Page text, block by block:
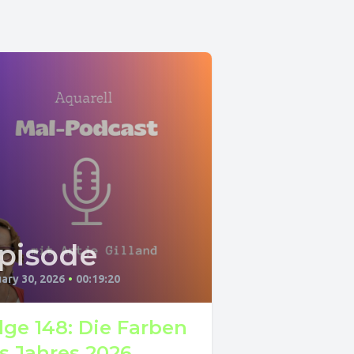
30, 2026 • 00:19:20
148: Die Farben